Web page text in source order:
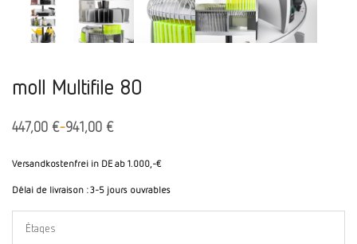
moll Multifile 80
447,00 €-941,00 €
Versandkostenfrei in DE ab 1.000,-€
Délai de livraison :3-5 jours ouvrables